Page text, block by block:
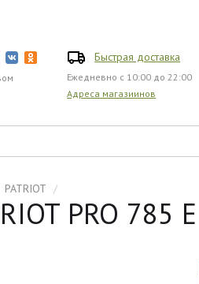
Быстрая доставка
Ежедневно с 10:00 до 22:00
Адреса магазиинов
PATRIOT /
PRO 785 E